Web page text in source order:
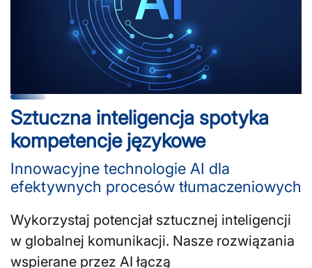
Sztuczna inteligencja spotyka
kompetencje językowe
Innowacyjne technologie AI dla
efektywnych procesów tłumaczeniowych
Wykorzystaj potencjał sztucznej inteligencji
w globalnej komunikacji. Nasze rozwiązania
wspierane przez AI łączą